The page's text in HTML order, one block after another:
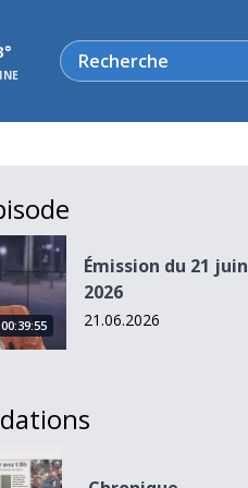
Rechercher
2026
00:39:55
Émission du 21 juin
2026
21.06.2026